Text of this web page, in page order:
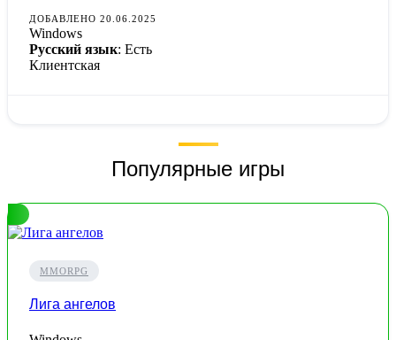
ДОБАВЛЕНО 20.06.2025
Windows
Русский язык: Есть
Клиентская
Популярные игры
MMORPG
Лига ангелов